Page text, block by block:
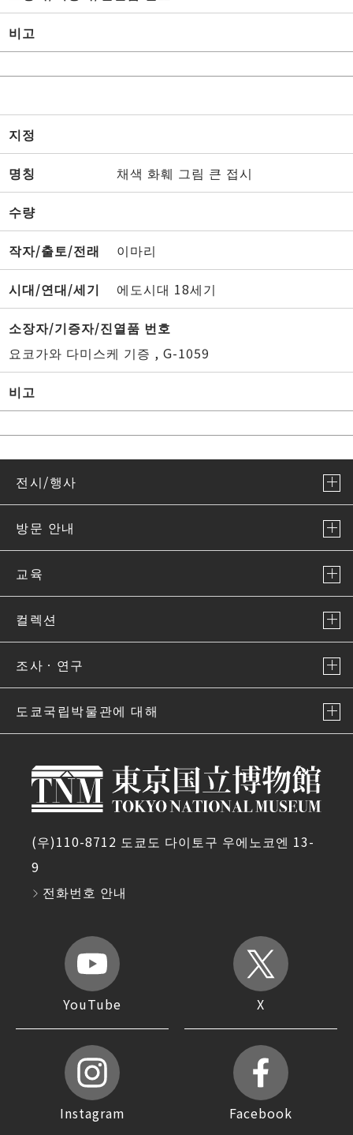
비고
지정
명칭 채색 화훼 그림 큰 접시
수량
작자/출토/전래 이마리
시대/연대/세기 에도시대 18세기
소장자/기증자/진열품 번호
요코가와 다미스케 기증 , G-1059
비고
전시/행사
방문 안내
교육
컬렉션
조사ㆍ연구
도쿄국립박물관에 대해
(우)110-8712 도쿄도 다이토구 우에노코엔 13-
9
전화번호 안내
YouTube X
Instagram Facebook